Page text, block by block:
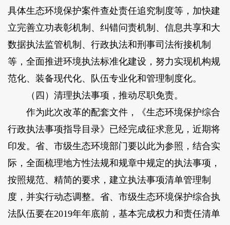
具体生态环境保护案件查处责任追究制度等，加快建
立完善立功表彰机制、纠错问责机制、信息共享和大
数据执法监管机制、行政执法和刑事司法衔接机制
等，全面推进环境执法标准化建设，努力实现机构规
范化、装备现代化、队伍专业化和管理制度化。
（四）清理执法事项，推动尽职免责。
作为此次改革的配套文件，《生态环境保护综合
行政执法事项指导目录》已经完成征求意见，近期将
印发。省、市级生态环境部门要以此为参照，结合实
际，全面梳理地方性法规和规章中规定的执法事项，
按照规范、精简的要求，建立执法事项清单管理制
度，并实行动态调整。省、市级生态环境保护综合执
法队伍要在2019年年底前，基本完成权力和责任清单